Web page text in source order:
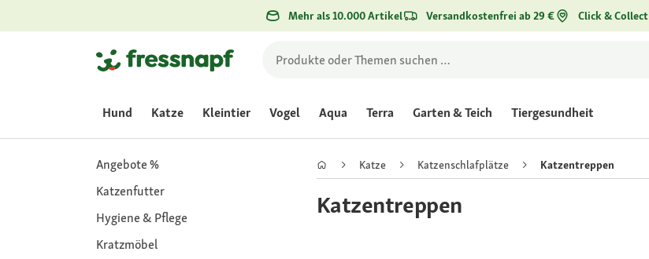
Mehr als 10.000 Artikel Versandkostenfrei ab 29 € Click & Collect
Hund Katze Kleintier Vogel Aqua Terra Garten & Teich Tiergesundheit
Angebote %
Katzenfutter
Hygiene & Pflege
Kratzmöbel
Katze Katzenschlafplätze Katzentreppen
Katzentreppen